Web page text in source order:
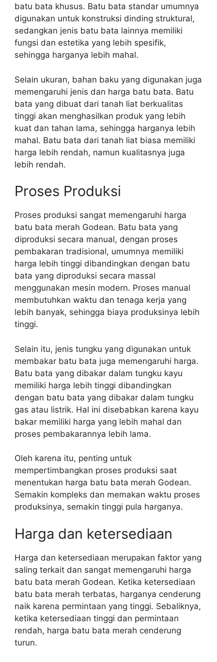
batu bata khusus. Batu bata standar umumnya
digunakan untuk konstruksi dinding struktural,
sedangkan jenis batu bata lainnya memiliki
fungsi dan estetika yang lebih spesifik,
sehingga harganya lebih mahal.
Selain ukuran, bahan baku yang digunakan juga
memengaruhi jenis dan harga batu bata. Batu
bata yang dibuat dari tanah liat berkualitas
tinggi akan menghasilkan produk yang lebih
kuat dan tahan lama, sehingga harganya lebih
mahal. Batu bata dari tanah liat biasa memiliki
harga lebih rendah, namun kualitasnya juga
lebih rendah.
Proses Produksi
Proses produksi sangat memengaruhi harga
batu bata merah Godean. Batu bata yang
diproduksi secara manual, dengan proses
pembakaran tradisional, umumnya memiliki
harga lebih tinggi dibandingkan dengan batu
bata yang diproduksi secara massal
menggunakan mesin modern. Proses manual
membutuhkan waktu dan tenaga kerja yang
lebih banyak, sehingga biaya produksinya lebih
tinggi.
Selain itu, jenis tungku yang digunakan untuk
membakar batu bata juga memengaruhi harga.
Batu bata yang dibakar dalam tungku kayu
memiliki harga lebih tinggi dibandingkan
dengan batu bata yang dibakar dalam tungku
gas atau listrik. Hal ini disebabkan karena kayu
bakar memiliki harga yang lebih mahal dan
proses pembakarannya lebih lama.
Oleh karena itu, penting untuk
mempertimbangkan proses produksi saat
menentukan harga batu bata merah Godean.
Semakin kompleks dan memakan waktu proses
produksinya, semakin tinggi pula harganya.
Harga dan ketersediaan
Harga dan ketersediaan merupakan faktor yang
saling terkait dan sangat memengaruhi harga
batu bata merah Godean. Ketika ketersediaan
batu bata merah terbatas, harganya cenderung
naik karena permintaan yang tinggi. Sebaliknya,
ketika ketersediaan tinggi dan permintaan
rendah, harga batu bata merah cenderung
turun.